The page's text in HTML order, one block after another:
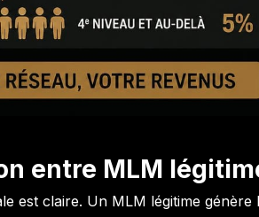
entre MLM
est claire. Un MLM légitime